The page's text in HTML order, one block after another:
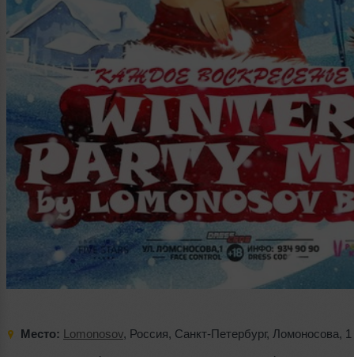
Место: Lomonosov, Россия, Санкт-Петербург, Ломоносова, 1